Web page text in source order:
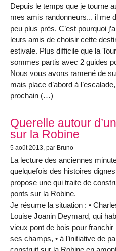
Depuis le temps que je tourne
mes amis randonneurs... il me
peu plus près. C’est pourquoi
leurs amis de choisir cette
estivale. Plus difficile que la
sommes partis avec 2 guides
Nous vous avons ramené de
mais place d’abord à
prochain (…)
Querelle autour
sur la Robine
5 août 2013, par Bruno
La lecture des anciennes
quelquefois des histoires
propose une qui traite de
ponts sur la Robine.
Je résume la situation : •
Louise Joanin Deymard, qui
vieux pont de bois pour
ses champs, • à l’initiative de